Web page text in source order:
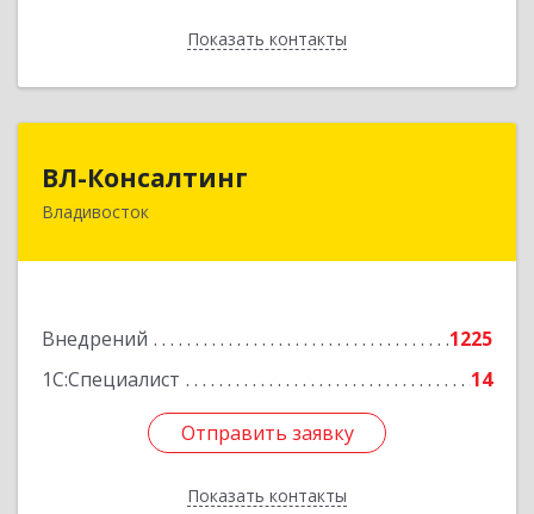
Показать контакты
Назад
ВЛ-Консалтинг
Владивосток
Внедрений
1225
1С:Специалист
14
Отправить заявку
Показать контакты
690109, Приморский край, Владивосток г,
Отправить заявку
Назад